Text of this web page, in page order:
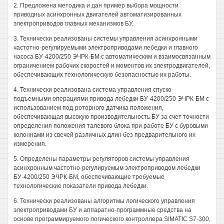
2. Предложена методика и дан пример выбора мощности
приводных асинхронных двигателей автоматизированных
электроприводов главных механизмов БУ.
3. Технически реализованы системы управления асинхронными
частотно-регулируемыми электроприводами лебедки и главного
насоса БУ-4200/250 ЭЧРК-БМ с автоматическим и взаимосвязанным
ограничением рабочих скоростей и моментов их электродвигателей,
обеспечивающих технологическую безопасностью их работы.
4. Технически реализована система управления спуско-
подъемными операциями привода лебедки БУ-4200/250 ЭЧРК-БМ с
использованием под-роторного датчика положения,
обеспечивающая высокую производительность БУ за счет точности
определения положения талевого блока при работе БУ с буровыми
колоннами из свечей различных длин без предварительного их
измерения.
5. Определены параметры регуляторов системы управления
асинхронным частотно-регулируемым электроприводом лебедки
БУ-4200/250 ЭЧРК-БМ, обеспечивающие требуемые
технологические показатели привода лебедки.
6. Технически реализованы алгоритмы логического управления
электроприводами БУ и аппаратно-программные средства на
основе программируемого логического контроллера SIMATIC S7-300,